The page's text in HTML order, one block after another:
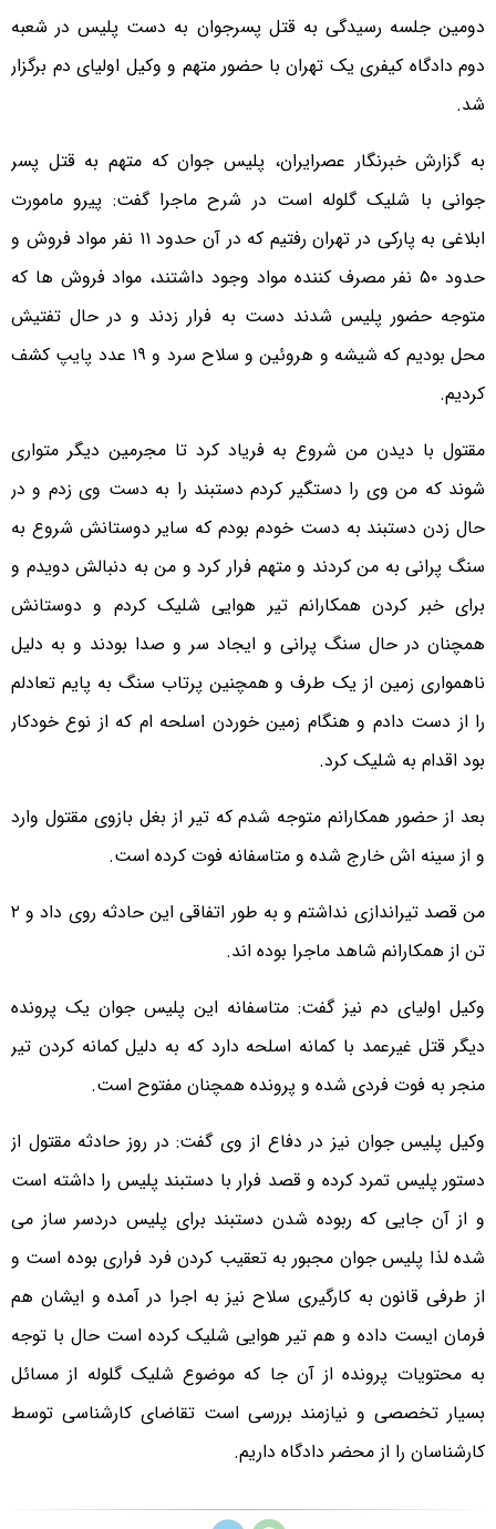
دومین جلسه رسیدگی به قتل پسرجوان به دست پلیس در شعبه
دوم دادگاه کیفری یک تهران با حضور متهم و وکیل اولیای دم برگزار
شد.
به گزارش خبرنگار عصرایران، پلیس جوان که متهم به قتل پسر
جوانی با شلیک گلوله است در شرح ماجرا گفت: پیرو مامورت
ابلاغی به پارکی در تهران رفتیم که در آن حدود ۱۱ نفر مواد فروش و
حدود ۵۰ نفر مصرف کننده مواد وجود داشتند، مواد فروش ها که
متوجه حضور پلیس شدند دست به فرار زدند و در حال تفتیش
محل بودیم که شیشه و هروئین و سلاح سرد و ۱۹ عدد پایپ کشف
کردیم.
مقتول با دیدن من شروع به فریاد کرد تا مجرمین دیگر متواری
شوند که من وی را دستگیر کردم دستبند را به دست وی زدم و در
حال زدن دستبند به دست خودم بودم که سایر دوستانش شروع به
سنگ پرانی به من کردند و متهم فرار کرد و من به دنبالش دویدم و
برای خبر کردن همکارانم تیر هوایی شلیک کردم و دوستانش
همچنان در حال سنگ پرانی و ایجاد سر و صدا بودند و به دلیل
ناهمواری زمین از یک طرف و همچنین پرتاب سنگ به پایم تعادلم
را از دست دادم و هنگام زمین خوردن اسلحه ام که از نوع خودکار
بود اقدام به شلیک کرد.
بعد از حضور همکارانم متوجه شدم که تیر از بغل بازوی مقتول وارد
و از سینه اش خارج شده و متاسفانه فوت کرده است.
من قصد تیراندازی نداشتم و به طور اتفاقی این حادثه روی داد و ۲
تن از همکارانم شاهد ماجرا بوده اند.
وکیل اولیای دم نیز گفت: متاسفانه این پلیس جوان یک پرونده
دیگر قتل غیرعمد با کمانه اسلحه دارد که به دلیل کمانه کردن تیر
منجر به فوت فردی شده و پرونده همچنان مفتوح است.
وکیل پلیس جوان نیز در دفاع از وی گفت: در روز حادثه مقتول از
دستور پلیس تمرد کرده و قصد فرار با دستبند پلیس را داشته است
و از آن جایی که ربوده شدن دستبند برای پلیس دردسر ساز می
شده لذا پلیس جوان مجبور به تعقیب کردن فرد فراری بوده است و
از طرفی قانون به کارگیری سلاح نیز به اجرا در آمده و ایشان هم
فرمان ایست داده و هم تیر هوایی شلیک کرده است حال با توجه
به محتویات پرونده از آن جا که موضوع شلیک گلوله از مسائل
بسیار تخصصی و نیازمند بررسی است تقاضای کارشناسی توسط
کارشناسان را از محضر دادگاه داریم.